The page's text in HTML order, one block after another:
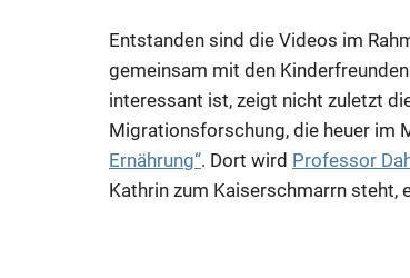
Entstanden sind die Videos im
gemeinsam mit den
interessant ist, zeigt nicht zuletzt
Migrationsforschung, die heuer im
Ernährung“. Dort wird Professor
Kathrin zum Kaiserschmarrn steht,